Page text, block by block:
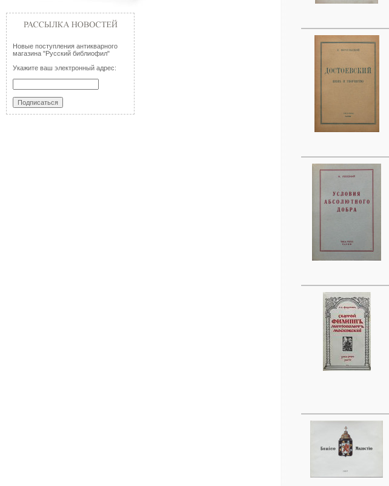
Новые поступления антикварного
магазина "Русский библиофил"
Укажите ваш электронный адрес: